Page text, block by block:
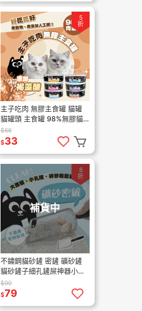
5
折
主子吃肉 無膠主食罐 貓罐
貓罐頭 主食罐 98%無膠貓
主食罐 無穀罐貓咪罐頭 貓咪
主食罐 80g
$66
$33
補貨中
8
折
不鏽鋼貓砂鏟 密鏟 礦砂鏟
貓砂鏟子細孔鏟屎神器小孔
膨潤土礦砂不銹鋼蘆丁雞鏟
工具貓咪用品
$99
$79